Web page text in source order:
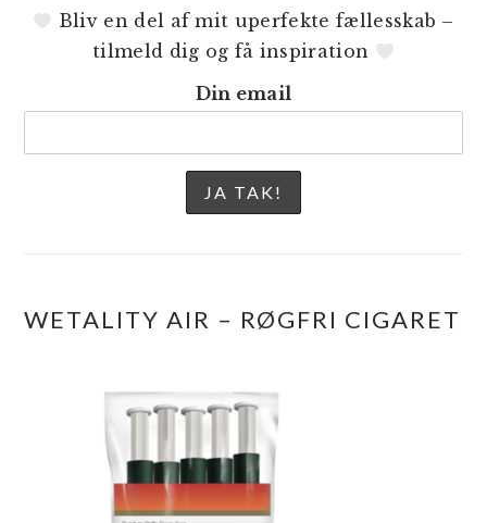
Bliv en del af mit uperfekte fællesskab –
tilmeld dig og få inspiration
Din email
WETALITY AIR – RØGFRI CIGARET